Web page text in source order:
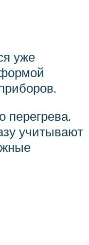
уже
перегрева.
учитывают